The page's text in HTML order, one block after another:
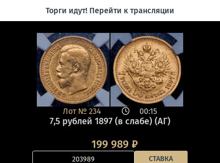
Торги идут! Перейти к трансляции
Лот №234 00:15
7,5 рублей 1897 (в слабе) (АГ)
СТАВКА
199 989 ₽